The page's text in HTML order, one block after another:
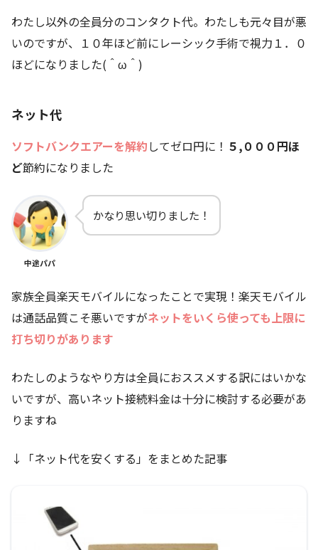
わたし以外の全員分のコンタクト代。わたしも元々目が悪
いのですが、１０年ほど前にレーシック手術で視力１．０
ほどになりました(＾ω＾)
ネット代
ソフトバンクエアーを解約してゼロ円に！ ５,０００円ほ
ど節約になりました
中途パパ
かなり思い切りました！
家族全員楽天モバイルになったことで実現！楽天モバイル
は通話品質こそ悪いですがネットをいくら使っても上限に
打ち切りがあります
わたしのようなやり方は全員におススメする訳にはいかな
いですが、高いネット接続料金は十分に検討する必要があ
りますね
↓「ネット代を安くする」をまとめた記事